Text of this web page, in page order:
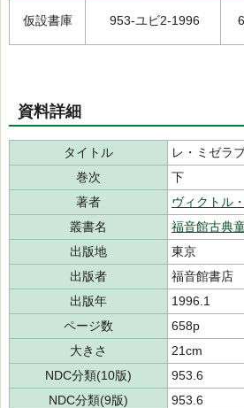
仮設書庫 953-ユビ2-1996
資料詳細
タイトル
レ・ミゼラ
巻次
下
著者
ヴィクトル
叢書名
福音館古典
出版地
東京
出版者
福音館書店
出版年
1996.1
ページ数
658p
大きさ
21cm
NDC分類(10版)
953.6
NDC分類(9版)
953.6